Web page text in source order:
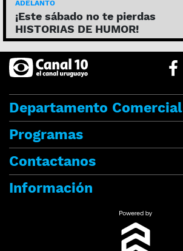
ADELANTO
¡Este sábado no te pierdas
HISTORIAS DE HUMOR!
Departamento Comercial
Programas
Contactanos
Información